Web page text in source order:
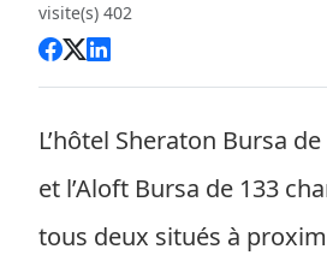
visite(s) 402
L’hôtel Sheraton Bursa
et l’Aloft Bursa de 133
tous deux situés à